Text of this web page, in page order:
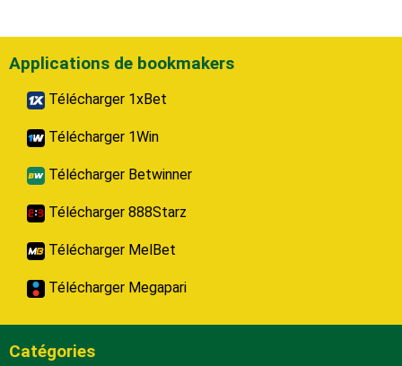
Applications de bookmakers
Télécharger 1xBet
Télécharger 1Win
Télécharger Betwinner
Télécharger 888Starz
Télécharger MelBet
Télécharger Megapari
Catégories